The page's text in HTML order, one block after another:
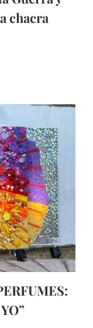
chacra